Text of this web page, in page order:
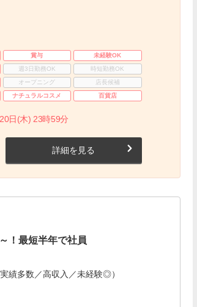
賞与
未経験OK
週3日勤務OK
時短勤務OK
オープニング
店長候補
ナチュラルコスメ 百貨店
日(木) 23時59分
詳細を見る
！最短半年で社員
績多数／高収入／未経験◎）